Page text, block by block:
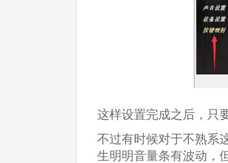
这样设置完成之后，只
不过有时候对于不熟系
生明明音量条有波动，